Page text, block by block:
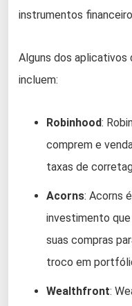
instrumentos
Alguns dos aplicativos
incluem:
Robinhood:
comprem e
taxas de
Acorns: Acorns
investimento
suas compras
troco em
Wealthfront: